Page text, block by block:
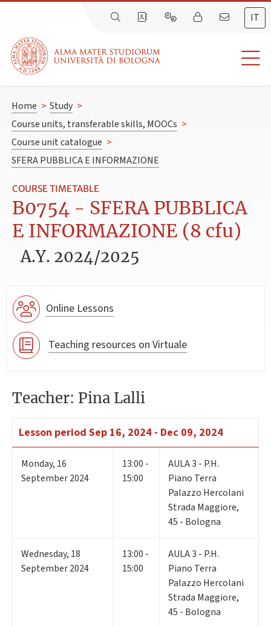
IT
Home > Study >
Course units, transferable skills, MOOCs >
Course unit catalogue >
SFERA PUBBLICA E INFORMAZIONE
COURSE TIMETABLE
B0754 - SFERA PUBBLICA
E INFORMAZIONE (8 cfu)
A.Y. 2024/2025
Online Lessons
Teaching resources on Virtuale
Teacher: Pina Lalli
Lesson period Sep 16, 2024 - Dec 09, 2024
Monday, 16
September 2024
13:00 -
15:00
AULA 3 - P.H.
Piano Terra
Palazzo Hercolani
Strada Maggiore,
45 - Bologna
Wednesday, 18
September 2024
13:00 -
15:00
AULA 3 - P.H.
Piano Terra
Palazzo Hercolani
Strada Maggiore,
45 - Bologna